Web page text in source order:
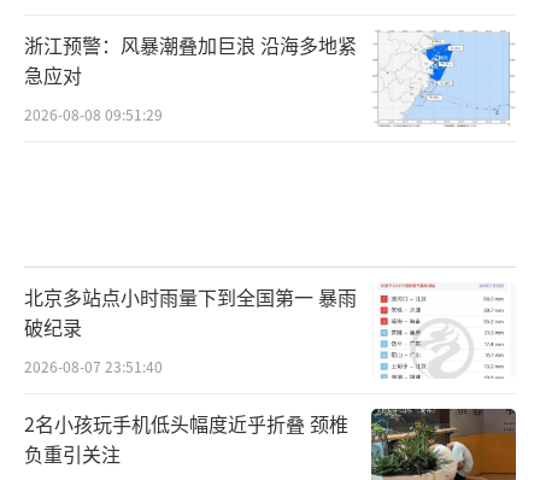
浙江预警：风暴潮叠加巨浪 沿海多地紧
急应对
2026-08-08 09:51:29
北京多站点小时雨量下到全国第一 暴雨
破纪录
2026-08-07 23:51:40
2名小孩玩手机低头幅度近乎折叠 颈椎
负重引关注